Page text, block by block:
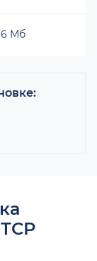
Мб